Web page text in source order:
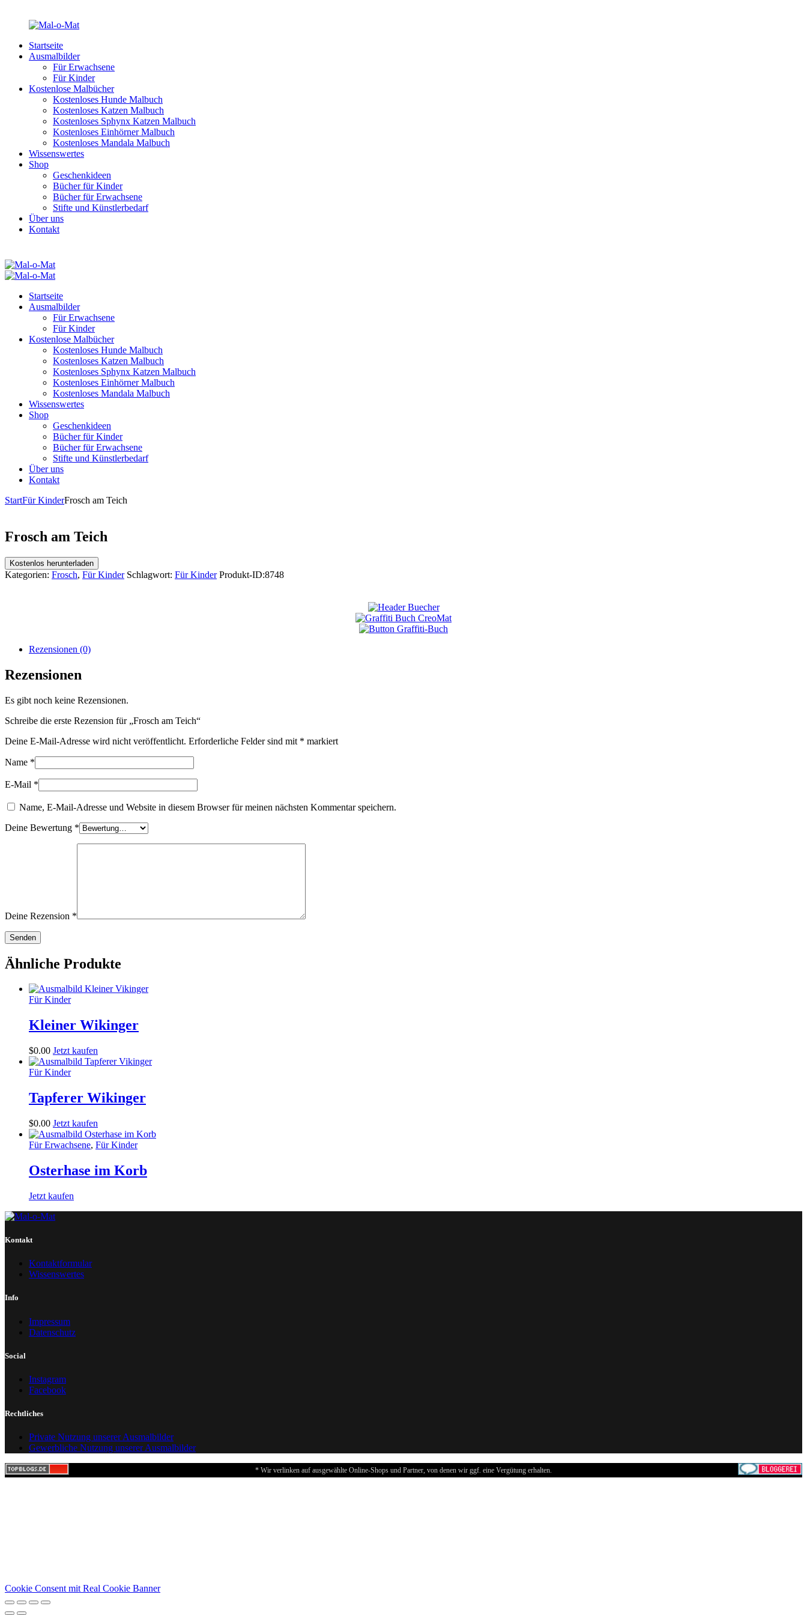
Startseite
Ausmalbilder
Für Erwachsene
Für Kinder
Kostenlose Malbücher
Kostenloses Hunde Malbuch
Kostenloses Katzen Malbuch
Kostenloses Sphynx Katzen Malbuch
Kostenloses Einhörner Malbuch
Kostenloses Mandala Malbuch
Wissenswertes
Shop
Geschenkideen
Bücher für Kinder
Bücher für Erwachsene
Stifte und Künstlerbedarf
Über uns
Kontakt
Startseite
Ausmalbilder
Für Erwachsene
Für Kinder
Kostenlose Malbücher
Kostenloses Hunde Malbuch
Kostenloses Katzen Malbuch
Kostenloses Sphynx Katzen Malbuch
Kostenloses Einhörner Malbuch
Kostenloses Mandala Malbuch
Wissenswertes
Shop
Geschenkideen
Bücher für Kinder
Bücher für Erwachsene
Stifte und Künstlerbedarf
Über uns
Kontakt
StartFür KinderFrosch am Teich
Frosch am Teich
Kostenlos herunterladen
Kategorien: Frosch, Für Kinder Schlagwort: Für Kinder Produkt-ID:8748
Rezensionen (0)
Rezensionen
Es gibt noch keine Rezensionen.
Schreibe die erste Rezension für „Frosch am Teich“
Deine E-Mail-Adresse wird nicht veröffentlicht. Erforderliche Felder sind mit * markiert
Name *
E-Mail *
Name, E-Mail-Adresse und Website in diesem Browser für meinen nächsten Kommentar speichern.
Deine Bewertung *
Deine Rezension *
Ähnliche Produkte
Für Kinder
Kleiner Wikinger
$0.00 Jetzt kaufen
Für Kinder
Tapferer Wikinger
$0.00 Jetzt kaufen
Für Erwachsene, Für Kinder
Osterhase im Korb
Jetzt kaufen
Kontakt
Kontaktformular
Wissenswertes
Info
Impressum
Datenschutz
Social
Instagram
Facebook
Rechtliches
Private Nutzung unserer Ausmalbilder
Gewerbliche Nutzung unserer Ausmalbilder
* Wir verlinken auf ausgewählte Online-Shops und Partner, von denen wir ggf. eine Vergütung erhalten.
Cookie Consent mit Real Cookie Banner